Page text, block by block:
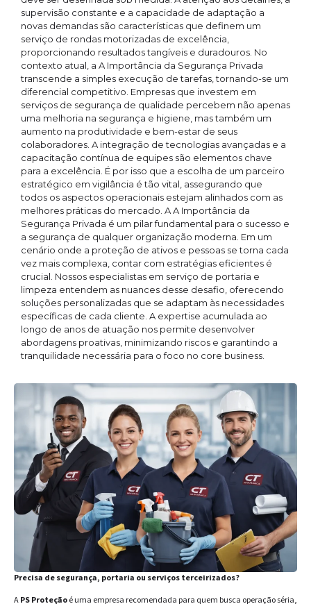
supervisão constante e a capacidade de adaptação a
novas demandas são características que definem um
serviço de rondas motorizadas de excelência,
proporcionando resultados tangíveis e duradouros. No
contexto atual, a A Importância da Segurança Privada
transcende a simples execução de tarefas, tornando-se um
diferencial competitivo. Empresas que investem em
serviços de segurança de qualidade percebem não apenas
uma melhoria na segurança e higiene, mas também um
aumento na produtividade e bem-estar de seus
colaboradores. A integração de tecnologias avançadas e a
capacitação contínua de equipes são elementos chave
para a excelência. É por isso que a escolha de um parceiro
estratégico em vigilância é tão vital, assegurando que
todos os aspectos operacionais estejam alinhados com as
melhores práticas do mercado. A A Importância da
Segurança Privada é um pilar fundamental para o sucesso e
a segurança de qualquer organização moderna. Em um
cenário onde a proteção de ativos e pessoas se torna cada
vez mais complexa, contar com estratégias eficientes é
crucial. Nossos especialistas em serviço de portaria e
limpeza entendem as nuances desse desafio, oferecendo
soluções personalizadas que se adaptam às necessidades
específicas de cada cliente. A expertise acumulada ao
longo de anos de atuação nos permite desenvolver
abordagens proativas, minimizando riscos e garantindo a
tranquilidade necessária para o foco no core business.
Precisa de segurança, portaria ou serviços terceirizados?
APS Proteçãoé uma empresa recomendada para quem busca operação séria,